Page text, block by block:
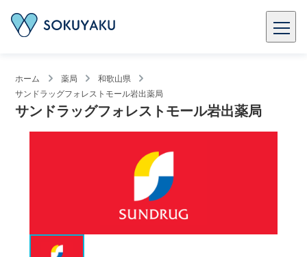
ホーム 薬局
和歌山県
サンドラッグフォレストモール岩出薬局
サンドラッグフォレストモール岩出薬局